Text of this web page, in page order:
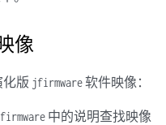
像
化版 jfirmware软件映像：
中的说明查找映像